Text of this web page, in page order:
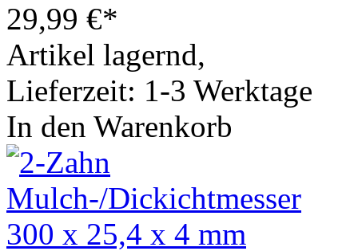
29,99 €*
Artikel lagernd,
Lieferzeit: 1-3 Werktage
In den Warenkorb